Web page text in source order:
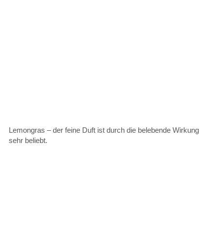
Lemongras – der feine Duft ist durch die belebende Wirkung
sehr beliebt.